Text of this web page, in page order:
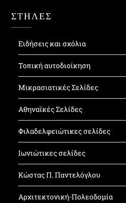
ΣΤΗΛΕΣ
Ειδήσεις και σχόλια
Τοπική αυτοδιοίκηση
Μικρασιατικές Σελίδες
Αθηναϊκές Σελίδες
Φιλαδελφειώτικες σελίδες
Ιωνιώτικες σελίδες
Κώστας Π. Παντελόγλου
Αρχιτεκτονική-Πολεοδομία